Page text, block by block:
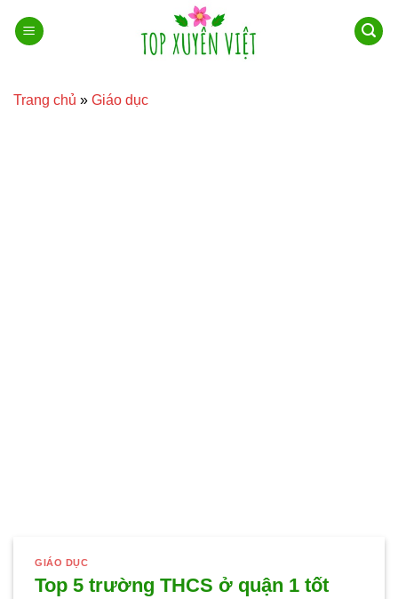
qua
Trang chủ » Giáo dục
GIÁO DỤC
Top 5 trường THCS ở quận 1 tốt